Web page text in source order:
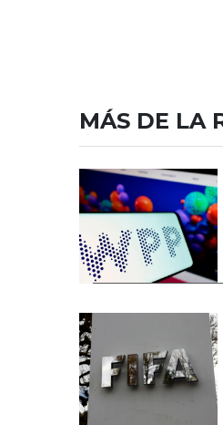
MÁS DE LA